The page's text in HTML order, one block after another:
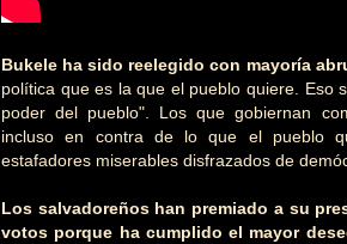
Bukele ha sido reelegido con mayoría
política que es la que el pueblo quiere. Eso
poder del pueblo". Los que gobiernan
incluso en contra de lo que el pueblo
estafadores miserables disfrazados de
Los salvadoreños han premiado a su
votos porque ha cumplido el mayor